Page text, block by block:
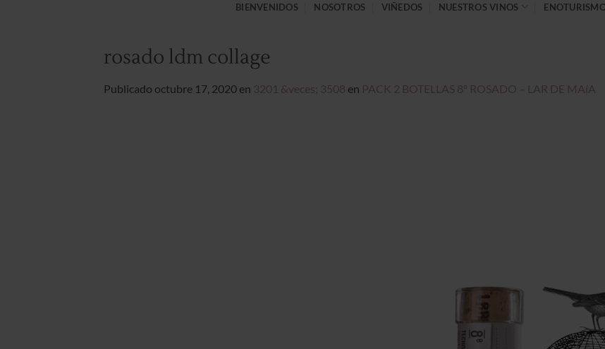
BIENVENIDOS NOSOTROS VIÑEDOS NUESTROS VINOS
rosado ldm collage
Publicado octubre 17, 2020 en 3201 &veces; 3508 en PACK 2 BOTELLAS 8º ROSADO – LAR DE MAíA